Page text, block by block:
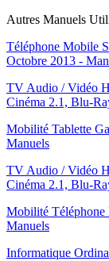
Autres Manuels
Téléphone Mobile
Octobre 2013 -
TV Audio / Vidéo
Cinéma 2.1, Blu-
Mobilité Tablette
Manuels
TV Audio / Vidéo
Cinéma 2.1, Blu-
Mobilité
Manuels
Informatique